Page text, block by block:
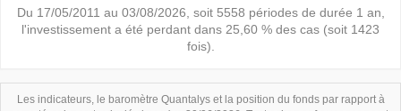
Du 17/05/2011 au 03/08/2026 , soit 5558 périodes de durée 1 an
l'investissement a été perdant dans 25,60 % des cas (soit 1423
fois).
Les indicateurs, le baromètre Quantalys et la position du fonds par rapport à